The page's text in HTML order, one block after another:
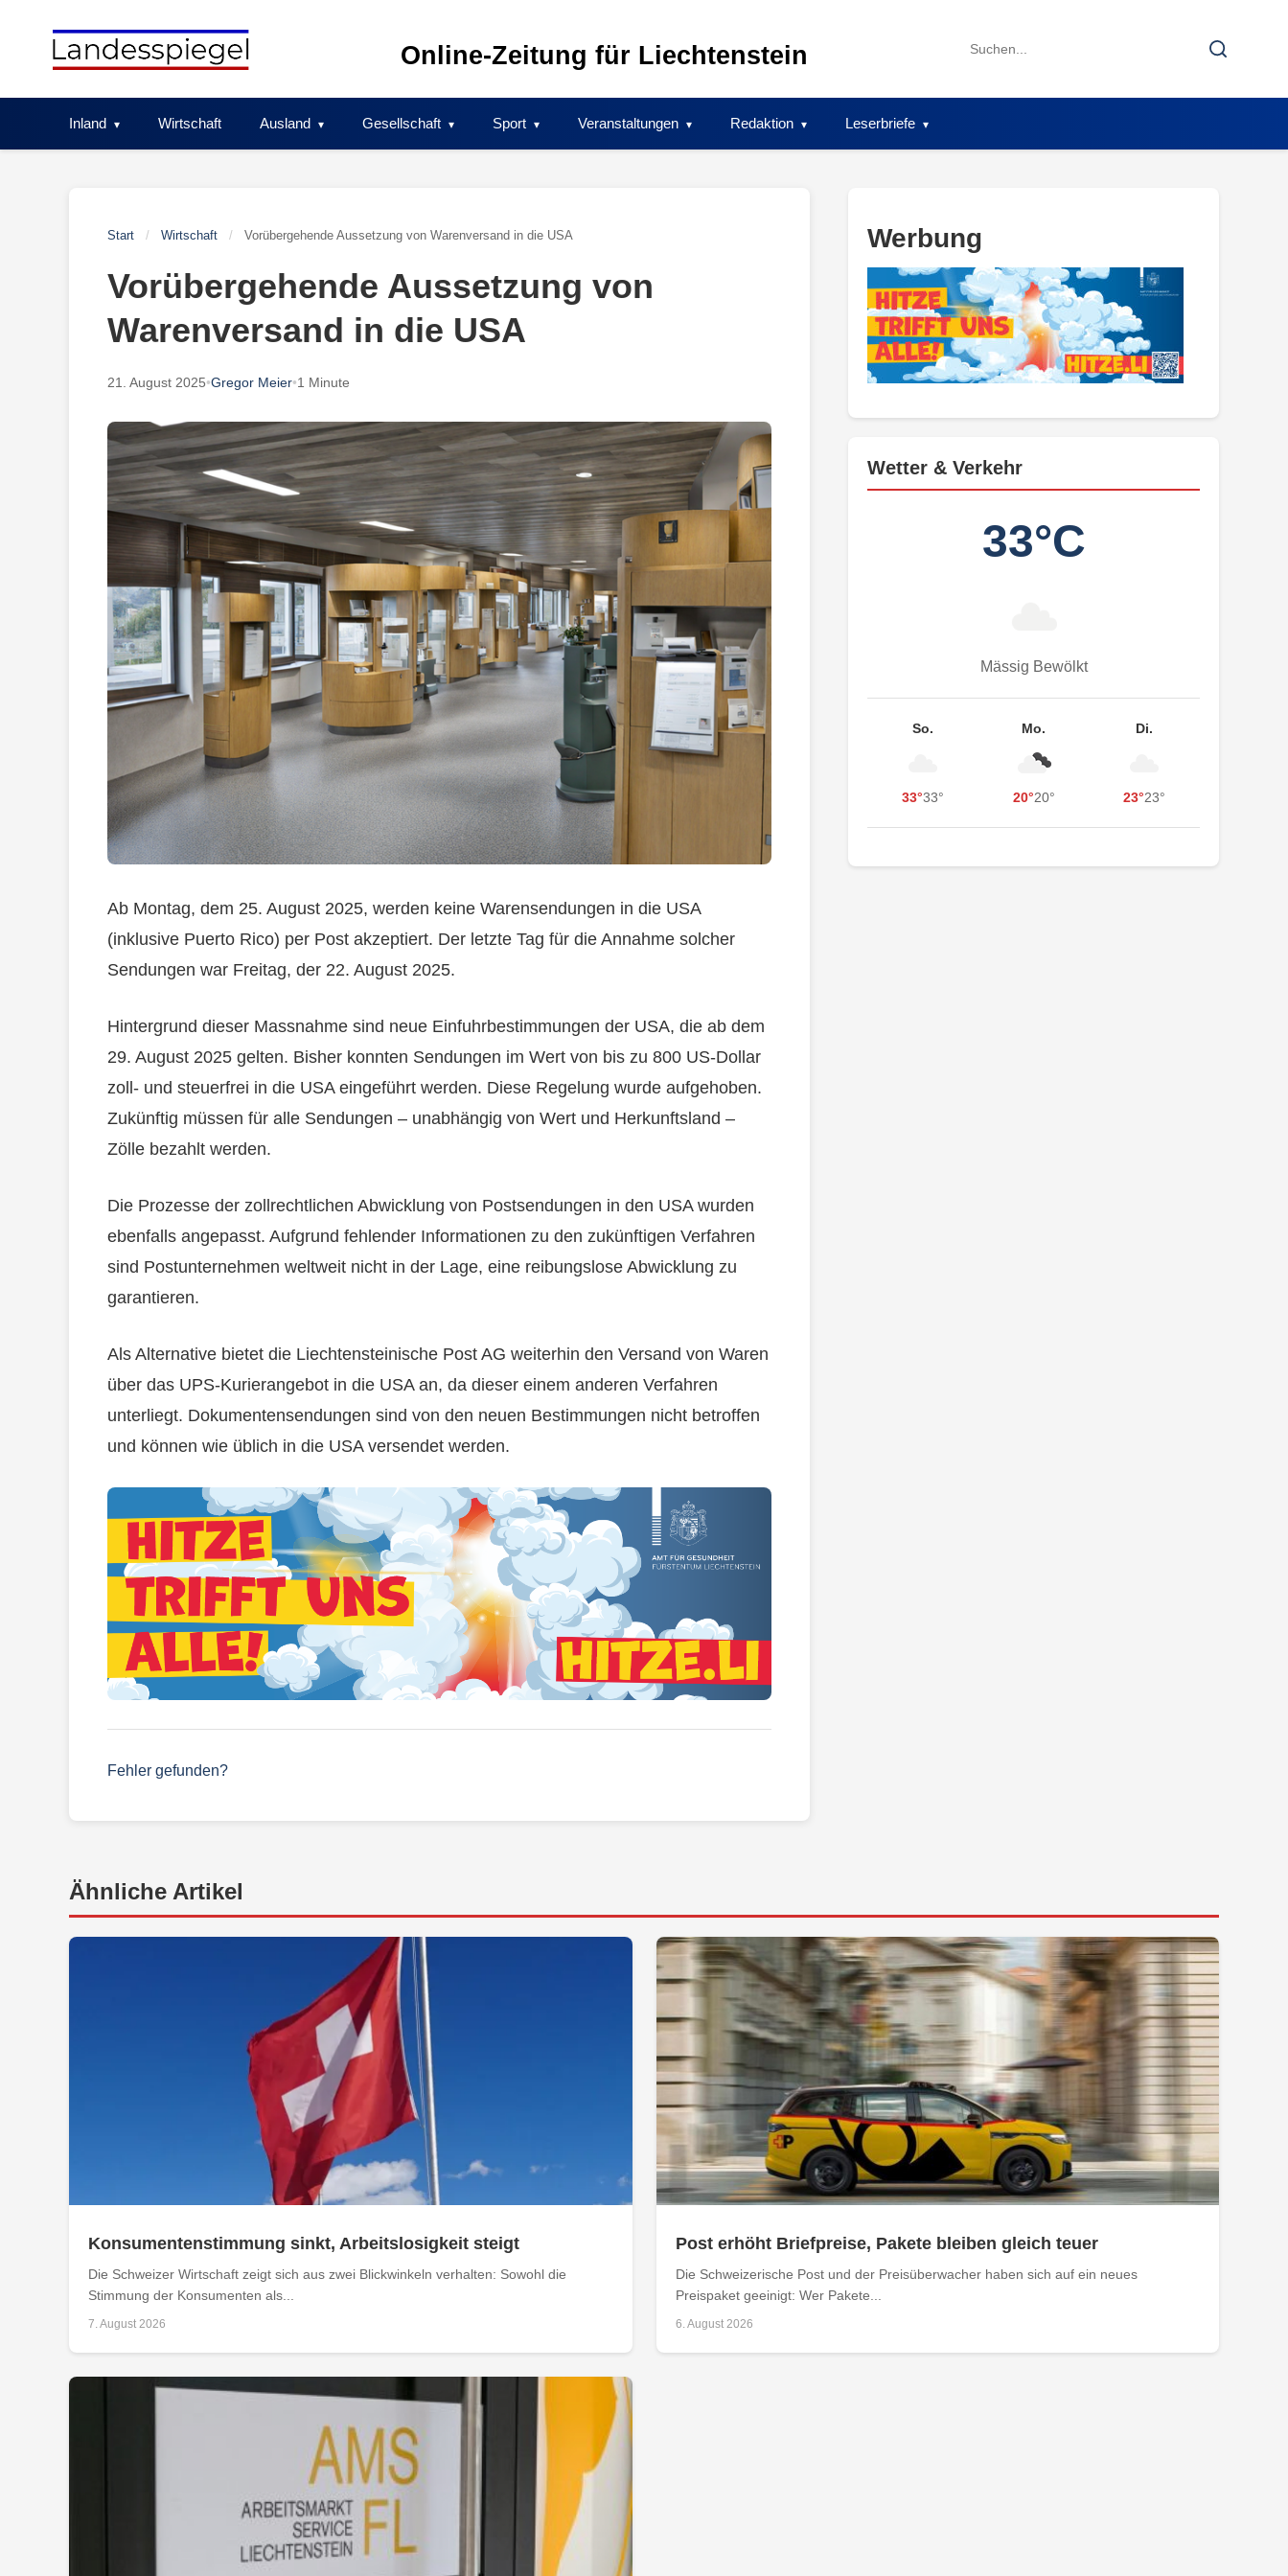
Online-Zeitung für Liechtenstein
Search
Search
Inland Wirtschaft Ausland Gesellschaft Sport Veranstaltungen Redaktion Leserbriefe
Start / Wirtschaft / Vorübergehende Aussetzung von Warenversand in die USA
Vorübergehende Aussetzung von
Warenversand in die USA
21. August 2025•Gregor Meier•1 Minute
Ab Montag, dem 25. August 2025, werden keine Warensendungen in die USA
(inklusive Puerto Rico) per Post akzeptiert. Der letzte Tag für die Annahme solcher
Sendungen war Freitag, der 22. August 2025.
Hintergrund dieser Massnahme sind neue Einfuhrbestimmungen der USA, die ab dem
29. August 2025 gelten. Bisher konnten Sendungen im Wert von bis zu 800 US-Dollar
zoll- und steuerfrei in die USA eingeführt werden. Diese Regelung wurde aufgehoben.
Zukünftig müssen für alle Sendungen – unabhängig von Wert und Herkunftsland –
Zölle bezahlt werden.
Die Prozesse der zollrechtlichen Abwicklung von Postsendungen in den USA wurden
ebenfalls angepasst. Aufgrund fehlender Informationen zu den zukünftigen Verfahren
sind Postunternehmen weltweit nicht in der Lage, eine reibungslose Abwicklung zu
garantieren.
Als Alternative bietet die Liechtensteinische Post AG weiterhin den Versand von Waren
über das UPS-Kurierangebot in die USA an, da dieser einem anderen Verfahren
unterliegt. Dokumentensendungen sind von den neuen Bestimmungen nicht betroffen
und können wie üblich in die USA versendet werden.
Fehler gefunden?
Werbung
Wetter & Verkehr
33°C
Mässig Bewölkt
So.
33°33°
Mo.
20°20°
Di.
23°23°
Ähnliche Artikel
Konsumentenstimmung sinkt, Arbeitslosigkeit steigt
Die Schweizer Wirtschaft zeigt sich aus zwei Blickwinkeln verhalten: Sowohl die
Stimmung der Konsumenten als...
7. August 2026
Post erhöht Briefpreise, Pakete bleiben gleich teuer
Die Schweizerische Post und der Preisüberwacher haben sich auf ein neues
Preispaket geeinigt: Wer Pakete...
6. August 2026